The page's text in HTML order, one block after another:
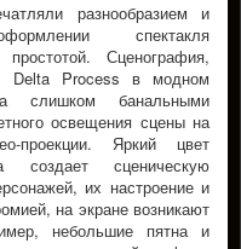
разнообразием и
спектакля
Сценография,
Delta Process в модном
слишком банальными
освещения сцены на
проекции. Яркий цвет
создает сценическую
их настроение и
на экране возникают
небольшие пятна и